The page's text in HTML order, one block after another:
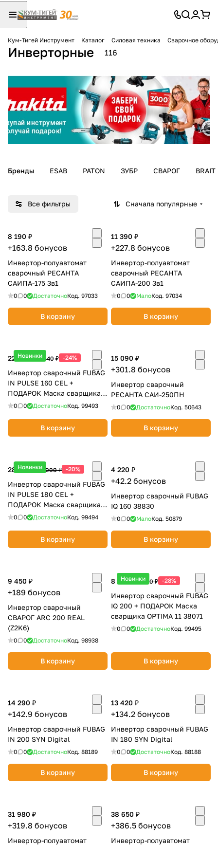
Кум-Тигей Инструмент Каталог Силовая техника Сварочное
Инверторные 116
Бренды ESAB PATON ЗУБР СВАРОГ BRAIT
Все фильтры Сначала популярные
8 190 ₽
+163.8 бонусов
Инвертор-полуавтомат
сварочный РЕСАНТА
САИПА-175 3в1
0 0 ДостаточноКод. 97033
В корзину
11 390 ₽
+227.8 бонусов
Инвертор-полуавтомат
сварочный РЕСАНТА
САИПА-200 3в1
0 0 МалоКод. 97034
В корзину
Новинки
22 510 ₽29 440 ₽ -24%
Инвертор сварочный FUBAG
IN PULSE 160 CEL +
ПОДАРОК Маска сварщика
OPTIMA 4-13 38438
0 0 ДостаточноКод. 99493
В корзину
15 090 ₽
+301.8 бонусов
Инвертор сварочный
РЕСАНТА САИ-250ПН
0 0 ДостаточноКод. 50643
В корзину
Новинки
28 860 ₽36 000 ₽ -20%
Инвертор сварочный FUBAG
IN PULSE 180 CEL +
ПОДАРОК Маска сварщика
ULTIMA 5-13 38099
0 0 ДостаточноКод. 99494
В корзину
4 220 ₽
+42.2 бонусов
Инвертор сварочный FUBAG
IQ 160 38830
0 0 МалоКод. 50879
В корзину
9 450 ₽
+189 бонусов
Инвертор сварочный
СВАРОГ ARC 200 REAL
(Z2K6)
0 0 ДостаточноКод. 98938
В корзину
Новинки
8 140 ₽11 230 ₽ -28%
Инвертор сварочный FUBAG
IQ 200 + ПОДАРОК Маска
сварщика OPTIMA 11 38071
0 0 ДостаточноКод. 99495
В корзину
14 290 ₽
+142.9 бонусов
Инвертор сварочный FUBAG
IN 200 SYN Digital
0 0 ДостаточноКод. 88189
В корзину
13 420 ₽
+134.2 бонусов
Инвертор сварочный FUBAG
IN 180 SYN Digital
0 0 ДостаточноКод. 88188
В корзину
31 980 ₽
+319.8 бонусов
Инвертор-полуавтомат
38 650 ₽
+386.5 бонусов
Инвертор-полуавтомат
Для клиентов всех банков
Разбейте
оплату на части
без переплат
Добавляйте товары
в корзину
Оплачивайте сегодня только
% картой любого банка
Получайте товар
Оставшиеся 75 % будут
списыватьсяс вашей карты
по25 %каждые 2 недели
Подробнее
25
раз в 2
недели
раз в 2 недели
Остались вопросы?
8 800 302-02-51
plait.ru